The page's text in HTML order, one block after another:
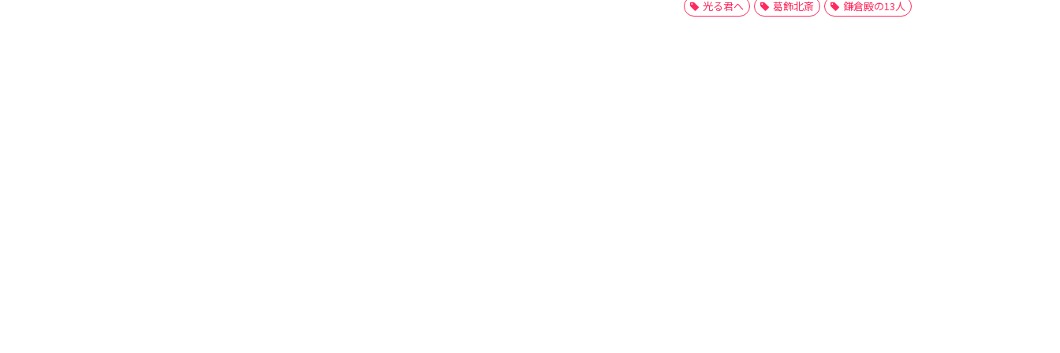
光る君へ 葛飾北斎 鎌倉殿の13人